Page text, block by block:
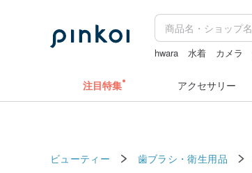
hwara 水着 カメラ
注目特集 アクセサリー
ビューティー 歯ブラシ・衛生用品